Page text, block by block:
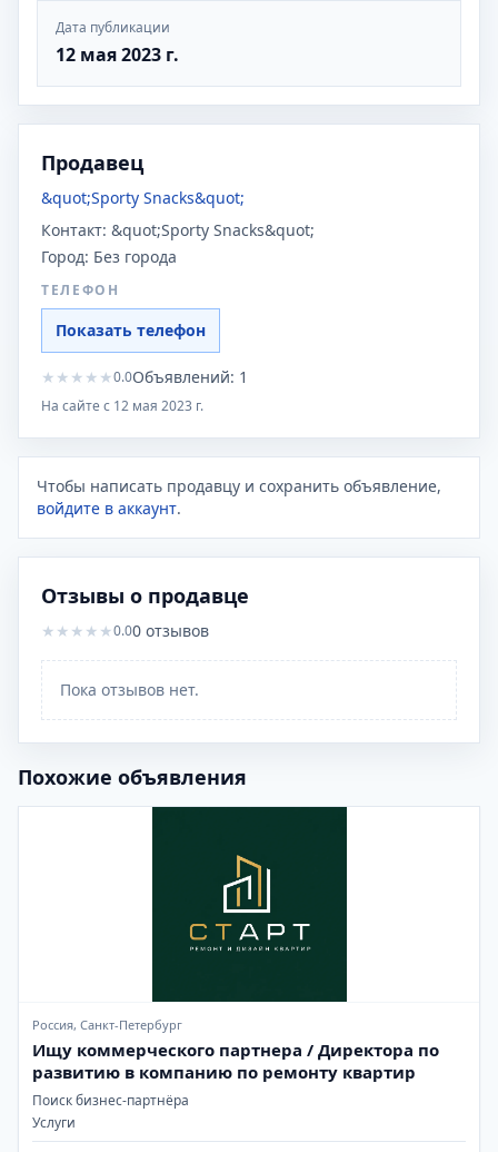
Дата публикации
12 мая 2023 г.
Продавец
&quot;Sporty Snacks&quot;
Контакт: &quot;Sporty Snacks&quot;
Город: Без города
ТЕЛЕФОН
Показать телефон
★ ★ ★ ★ ★0.0Объявлений: 1
На сайте с 12 мая 2023 г.
Чтобы написать продавцу и сохранить объявление,
войдите в аккаунт.
Отзывы о продавце
★ ★ ★ ★ ★0.00 отзывов
Пока отзывов нет.
Похожие объявления
Россия, Санкт-Петербург
Ищу коммерческого партнера / Директора по
развитию в компанию по ремонту квартир
Поиск бизнес-партнёра
Услуги